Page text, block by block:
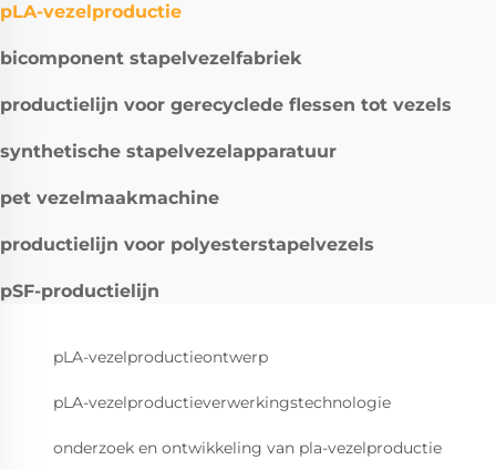
pLA-vezelproductie
bicomponent stapelvezelfabriek
productielijn voor gerecyclede flessen tot vezels
synthetische stapelvezelapparatuur
pet vezelmaakmachine
productielijn voor polyesterstapelvezels
pSF-productielijn
pLA-vezelproductieontwerp
pLA-vezelproductieverwerkingstechnologie
onderzoek en ontwikkeling van pla-vezelproductie